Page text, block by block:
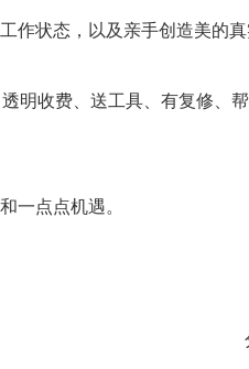
作状态，以及亲手创造美的真
明收费、送工具、有复修、
一点点机遇。